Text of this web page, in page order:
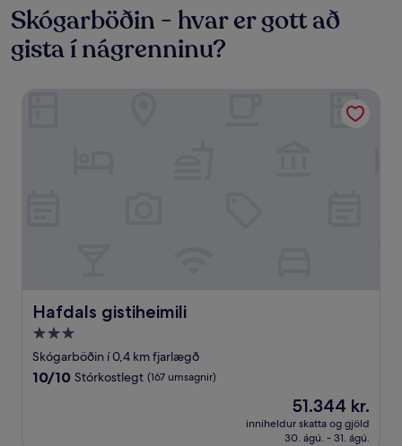
Skógarböðin - hvar er gott að
gista í nágrenninu?
Hafdals gistiheimili
Hafdals gistiheimili
3.0
stjörnu
gististaður
Skógarböðin í 0,4 km fjarlægð
10.0
10/10 Stórkostlegt (167 umsagnir)
Verðið
er
51.344 kr.
51.344 kr.
inniheldur skatta og gjöld
30. ágú. - 31. ágú.